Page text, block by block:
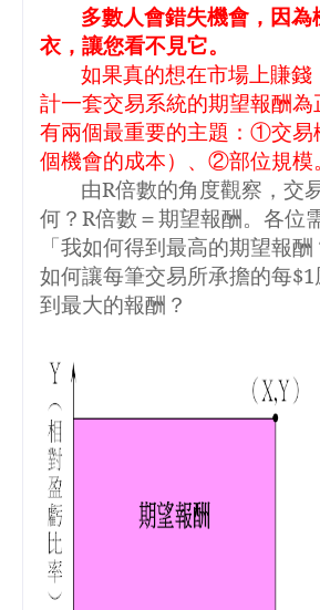
多數人會錯失機會，因
衣，讓您看不見它。
如果真的想在市場上賺錢
計一套交易系統的期望報酬為
有兩個最重要的主題：①交易
個機會的成本）、②部位規模。
由R倍數的角度觀察，交
何？ R倍數＝期望報酬。各位
「我如何得到最高的期望報酬
如何讓每筆交易所承擔的每$1
到最大的報酬？